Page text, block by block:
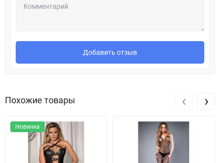
Добавить отзыв
Похожие товары
Новинка
‹ ›